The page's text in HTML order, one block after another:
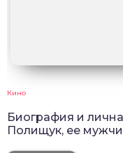
Кино
Биография и
Полищук, ее